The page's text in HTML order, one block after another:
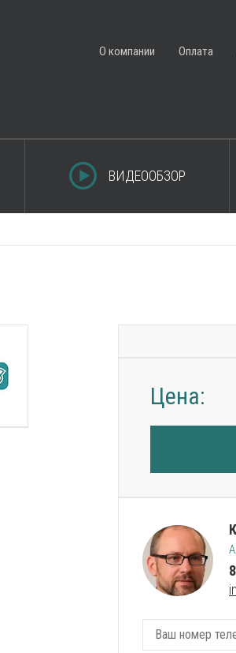
О компании Оплата
ВИДЕООБЗОР
Цена: